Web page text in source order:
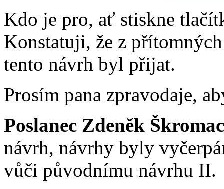
Kdo je pro, ať stiskne
Konstatuji, že z
tento návrh byl přijat.
Prosím pana zpravodaje,
Poslanec Zdeněk
návrh, návrhy byly
vůči původnímu návrhu II.